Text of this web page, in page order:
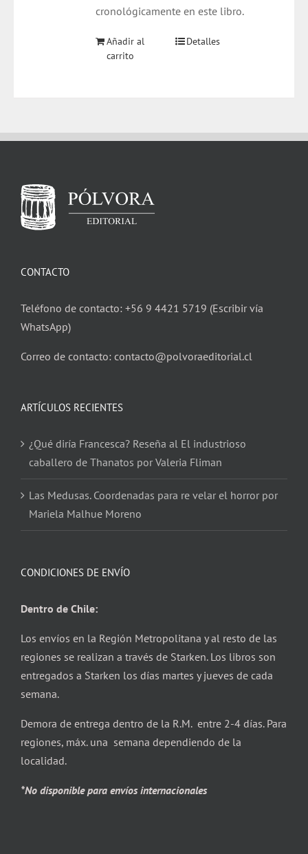
cronológicamente en este libro.
Añadir al
carrito
Detalles
CONTACTO
Teléfono de contacto: +56 9 4421 5719 (Escribir vía
WhatsApp)
Correo de contacto: contacto@polvoraeditorial.cl
ARTÍCULOS RECIENTES
¿Qué diría Francesca? Reseña al El industrioso
caballero de Thanatos por Valeria Fliman
Las Medusas. Coordenadas para re velar el horror por
Mariela Malhue Moreno
CONDICIONES DE ENVÍO
Dentro de Chile:
Los envíos en la Región Metropolitana y al resto de las
regiones se realizan a través de Starken. Los libros son
entregados a Starken los días martes y jueves de cada
semana.
Demora de entrega dentro de la R.M. entre 2-4 días. Para
regiones, máx. una semana dependiendo de la
localidad.
*No disponible para envíos internacionales